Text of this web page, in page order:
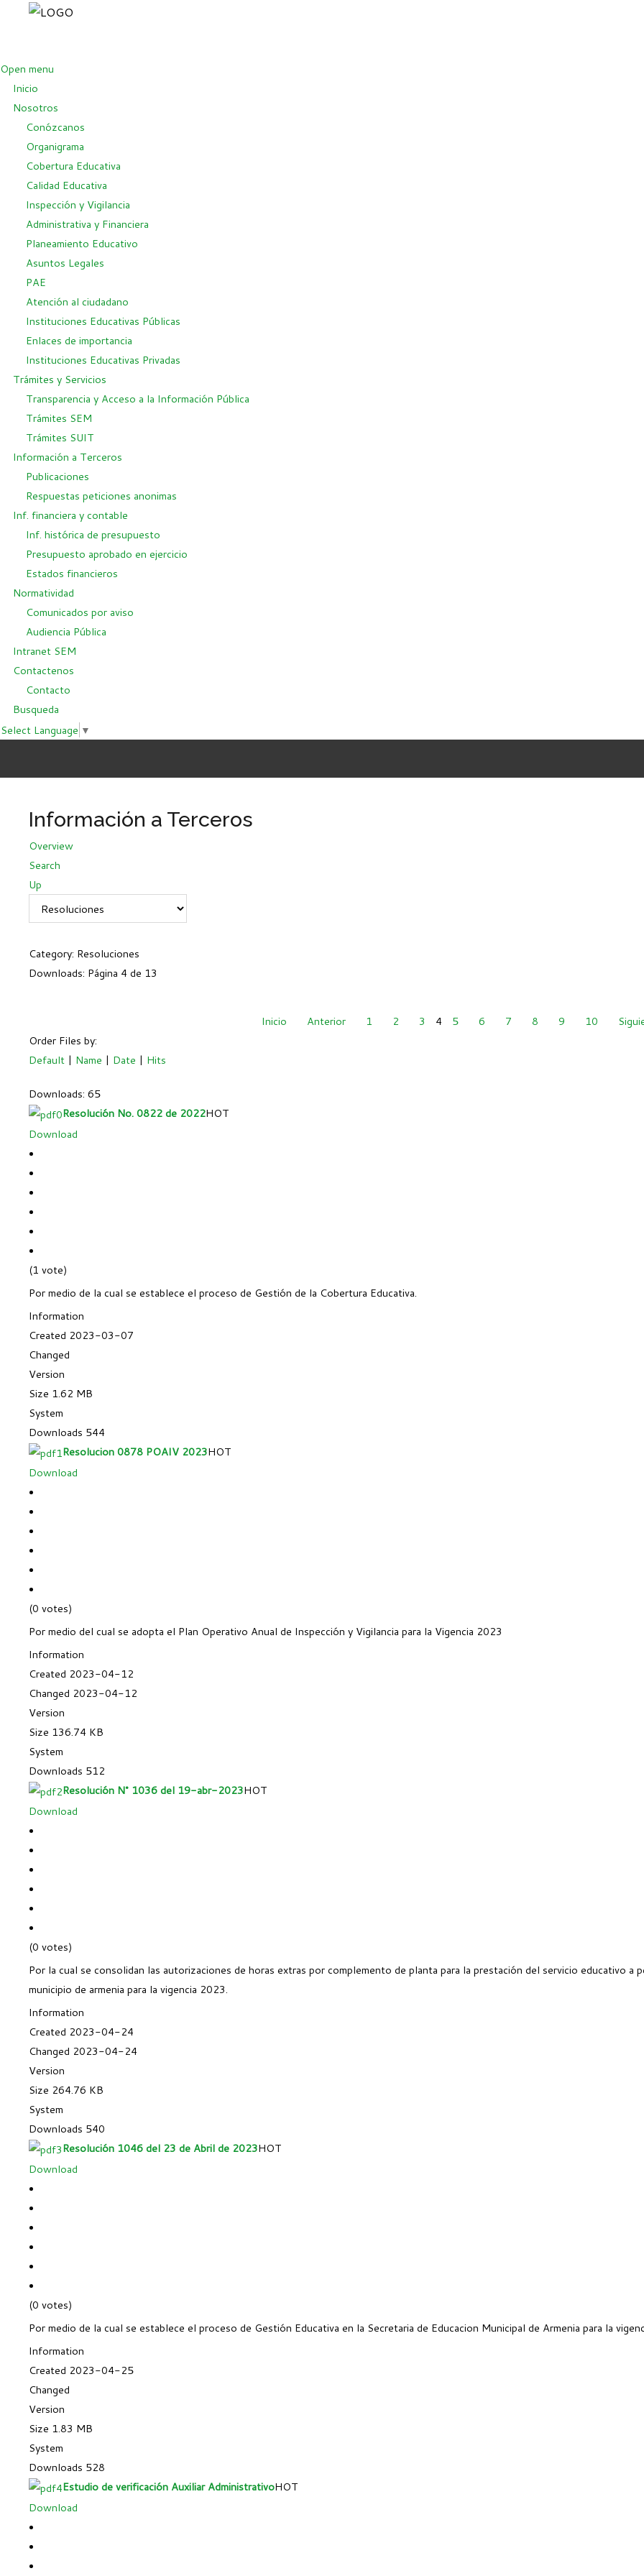
Open menu
Inicio
Nosotros
Conózcanos
Organigrama
Cobertura Educativa
Calidad Educativa
Inspección y Vigilancia
Administrativa y Financiera
Planeamiento Educativo
Asuntos Legales
PAE
Atención al ciudadano
Instituciones Educativas Públicas
Enlaces de importancia
Instituciones Educativas Privadas
Trámites y Servicios
Transparencia y Acceso a la Información Pública
Trámites SEM
Trámites SUIT
Información a Terceros
Publicaciones
Respuestas peticiones anonimas
Inf. financiera y contable
Inf. histórica de presupuesto
Presupuesto aprobado en ejercicio
Estados financieros
Normatividad
Comunicados por aviso
Audiencia Pública
Intranet SEM
Contactenos
Contacto
Busqueda
Select Language ▼
Información a Terceros
Overview
Search
Up
Category: Resoluciones
Downloads: Página 4 de 13
Inicio Anterior 1 2 3 4 5 6 7 8 9 10
Order Files by:
Default | Name | Date | Hits
Downloads: 65
Resolución No. 0822 de 2022HOT
Download
(1 vote)
Por medio de la cual se establece el proceso de Gestión de la Cobertura Educativa.
Information
Created 2023-03-07
Changed
Version
Size 1.62 MB
System
Downloads 544
Resolucion 0878 POAIV 2023HOT
Download
(0 votes)
Por medio del cual se adopta el Plan Operativo Anual de Inspección y Vigilancia para la Vigencia 2023
Information
Created 2023-04-12
Changed 2023-04-12
Version
Size 136.74 KB
System
Downloads 512
Resolución N° 1036 del 19-abr-2023HOT
Download
(0 votes)
Por la cual se consolidan las autorizaciones de horas extras por complemento de planta para la prestación del servicio educativo
municipio de armenia para la vigencia 2023.
Information
Created 2023-04-24
Changed 2023-04-24
Version
Size 264.76 KB
System
Downloads 540
Resolución 1046 del 23 de Abril de 2023HOT
Download
(0 votes)
Por medio de la cual se establece el proceso de Gestión Educativa en la Secretaria de Educacion Municipal de Armenia para la
Information
Created 2023-04-25
Changed
Version
Size 1.83 MB
System
Downloads 528
Estudio de verificación Auxiliar AdministrativoHOT
Download